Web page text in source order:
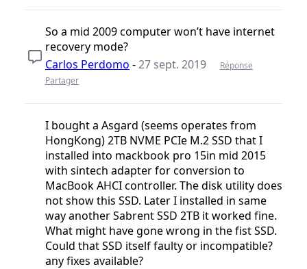
So a mid 2009 computer won’t have internet
recovery mode?
Carlos Perdomo -27 sept. 2019
Réponse
Partager
I bought a Asgard (seems operates from
HongKong) 2TB NVME PCIe M.2 SSD that I
installed into mackbook pro 15in mid 2015
with sintech adapter for conversion to
MacBook AHCI controller. The disk utility does
not show this SSD. Later I installed in same
way another Sabrent SSD 2TB it worked fine.
What might have gone wrong in the fist SSD.
Could that SSD itself faulty or incompatible?
any fixes available?